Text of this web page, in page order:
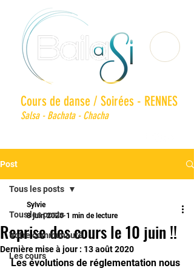
Cours de danse / Soirées - RENNES
Salsa - Bachata - Chacha
Post
Tous les posts
Votre communauté
Les cours
Tous les posts
Reprise des cours le 10 juin !!
Sylvie
8 juin 2020 1 min de lecture
Dernière mise à jour : 13 août 2020
Les évolutions de réglementation nous